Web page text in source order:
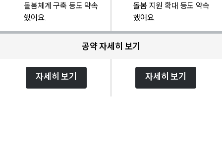
돌봄체계 구축 등도 약속
했어요.
돌봄 지원 확대 등도 약속
했어요.
공약 자세히 보기
자세히 보기 자세히 보기